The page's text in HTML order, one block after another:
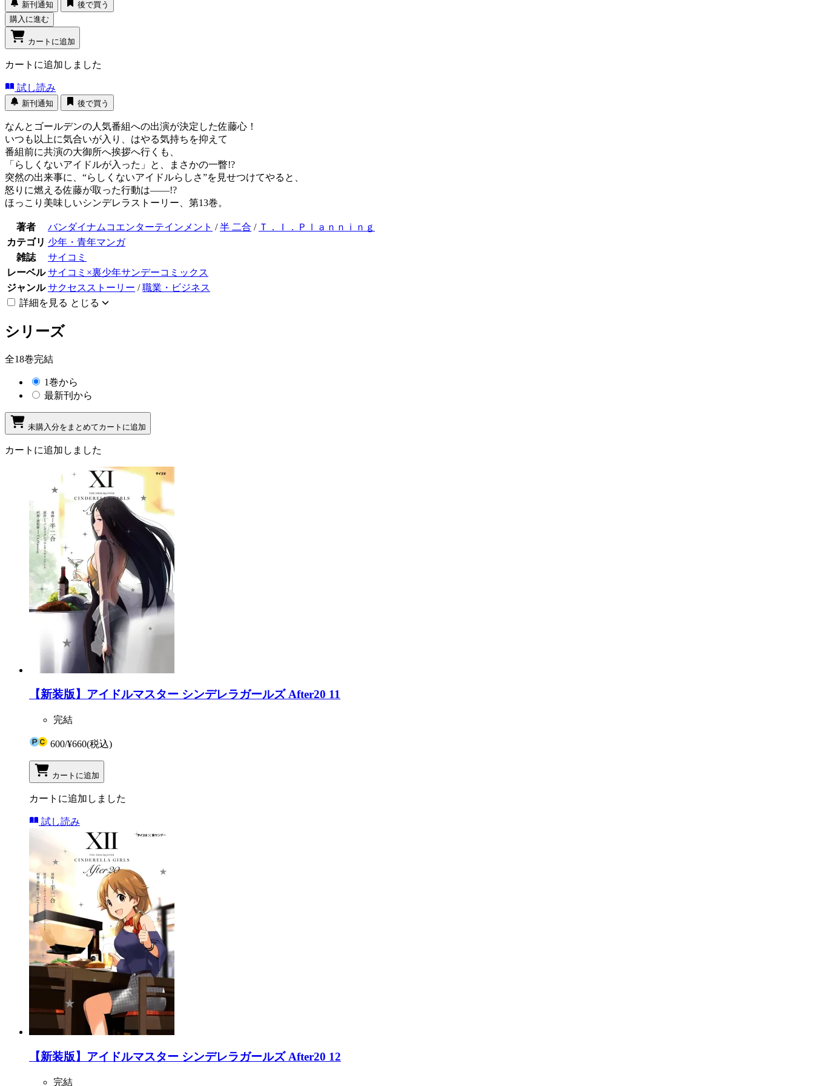
新刊通知
後で買う
購入に進む
カートに追加
カートに追加しました
試し読み
新刊通知 後で買う
なんとゴールデンの人気番組への出演が決定した佐藤心！
いつも以上に気合いが入り、はやる気持ちを抑えて
番組前に共演の大御所へ挨拶へ行くも、
「らしくないアイドルが入った」と、まさかの一瞥!?
突然の出来事に、“らしくないアイドルらしさ”を見せつけてやると、
怒りに燃える佐藤が取った行動は――!?
ほっこり美味しいシンデレラストーリー、第13巻。
著者 バンダイナムコエンターテインメント /半 二合 / Ｔ．Ｉ．Ｐｌａｎｎｉｎｇ
カテゴリ 少年・青年マンガ
雑誌
サイコミ
レーベル サイコミ×裏少年サンデーコミックス
ジャンル サクセスストーリー /職業・ビジネス
詳細を見る とじる
シリーズ
全18巻完結
1巻から
最新刊から
未購入分をまとめてカートに追加
カートに追加しました
【新装版】アイドルマスター シンデレラガールズ After20 11
完結
600/¥660(税込)
カートに追加
カートに追加しました
試し読み
【新装版】アイドルマスター シンデレラガールズ After20 12
完結